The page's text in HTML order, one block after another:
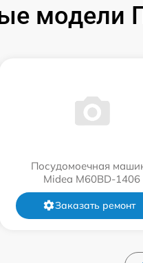
модели
Посудомоечная
Midea M60BD-1406
Заказать ремонт